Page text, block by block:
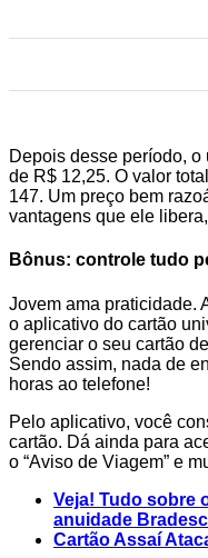
Depois desse período,
de R$ 12,25. O valor
147. Um preço bem
vantagens que ele
Bônus: controle tudo
Jovem ama praticidade.
o aplicativo do cartão
gerenciar o seu cartão
Sendo assim, nada de
horas ao telefone!
Pelo aplicativo, você
cartão. Dá ainda para
o “Aviso de Viagem” e
Veja! Tudo sobre
anuidade
Cartão Assaí